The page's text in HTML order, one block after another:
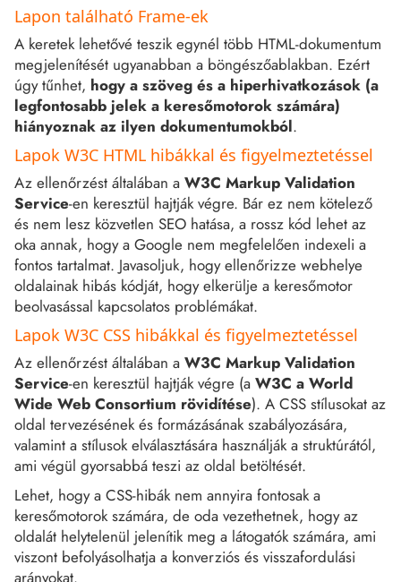
Lapon található Frame-ek
A keretek lehetővé teszik egynél több HTML-dokumentum
megjelenítését ugyanabban a böngészőablakban. Ezért
úgy tűnhet, hogy a szöveg és a hiperhivatkozások (a
legfontosabb jelek a keresőmotorok számára)
hiányoznak az ilyen dokumentumokból.
Lapok W3C HTML hibákkal és figyelmeztetéssel
Az ellenőrzést általában aW3C Markup Validation
Service-en keresztül hajtják végre. Bár ez nem kötelező
és nem lesz közvetlen SEO hatása, a rossz kód lehet az
oka annak, hogy a Google nem megfelelően indexeli a
fontos tartalmat. Javasoljuk, hogy ellenőrizze webhelye
oldalainak hibás kódját, hogy elkerülje a keresőmotor
beolvasással kapcsolatos problémákat.
Lapok W3C CSS hibákkal és figyelmeztetéssel
Az ellenőrzést általában aW3C Markup Validation
Service-en keresztül hajtják végre (aW3C a World
Wide Web Consortium rövidítése). A CSS stílusokat az
oldal tervezésének és formázásának szabályozására,
valamint a stílusok elválasztására használják a struktúrától,
ami végül gyorsabbá teszi az oldal betöltését.
Lehet, hogy a CSS-hibák nem annyira fontosak a
keresőmotorok számára, de oda vezethetnek, hogy az
oldalát helytelenül jelenítik meg a látogatók számára, ami
viszont befolyásolhatja a konverziós és visszafordulási